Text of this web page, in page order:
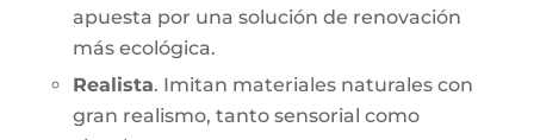
apuesta por una solución de renovación
más ecológica.
Realista. Imitan materiales naturales con
gran realismo, tanto sensorial como